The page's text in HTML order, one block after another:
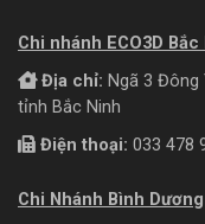
Chi nhánh ECO3D Bắc
Địa chỉ: Ngã 3 Đông
tỉnh Bắc Ninh
Điện thoại: 033 478
Chi Nhánh Bình Dương